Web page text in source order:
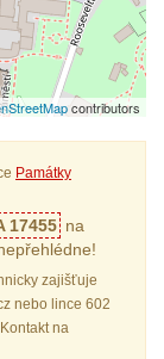
contributors
Památky
17455 na
zajišťuje
nebo lince 602
na